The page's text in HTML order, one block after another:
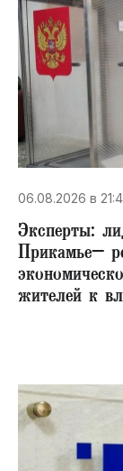
06.08.2026 в
Эксперты:
Прикамье–
жителей к